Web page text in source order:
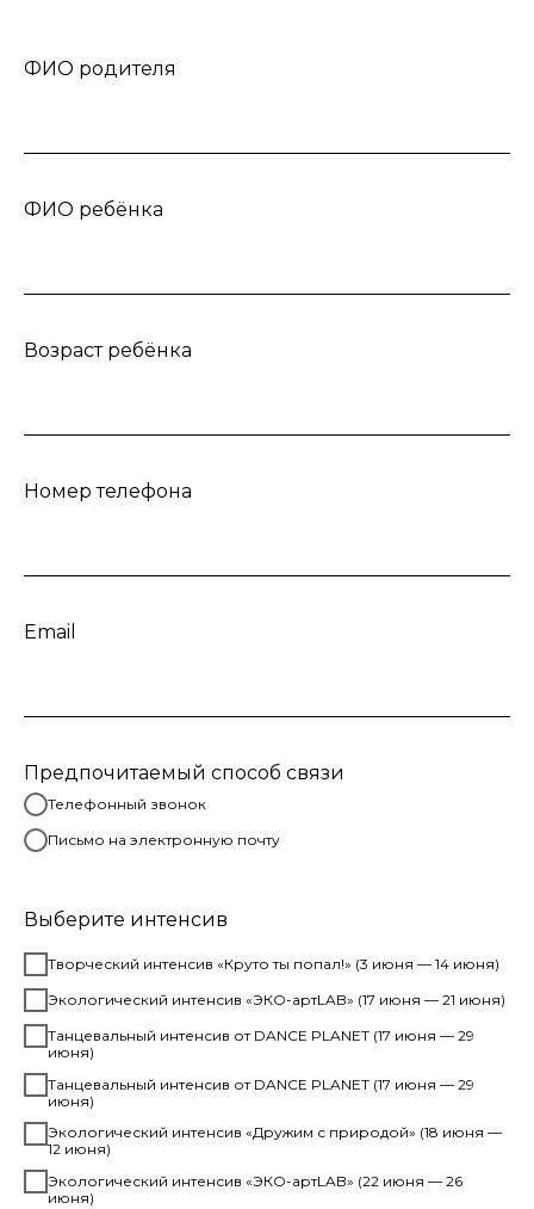
ФИО родителя
ФИО ребёнка
Возраст ребёнка
Номер телефона
Email
Предпочитаемый способ связи
Телефонный звонок
Письмо на электронную почту
Выберите интенсив
Творческий интенсив «Круто ты попал!» (3 июня — 14 июня)
Экологический интенсив «ЭКО-артLAB» (17 июня — 21 июня)
Танцевальный интенсив от DANCE PLANET (17 июня — 29
июня)
Танцевальный интенсив от DANCE PLANET (17 июня — 29
июня)
Экологический интенсив «Дружим с природой» (18 июня —
12 июня)
Экологический интенсив «ЭКО-артLAB» (22 июня — 26
июня)